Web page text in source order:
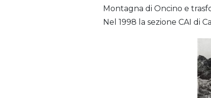
Montagna di Oncino e
Nel 1998 la sezione CAI di